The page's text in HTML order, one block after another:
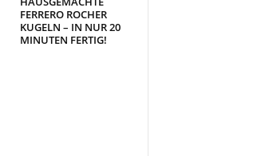
FERRERO ROCHER
KUGELN – IN NUR 20
MINUTEN FERTIG!